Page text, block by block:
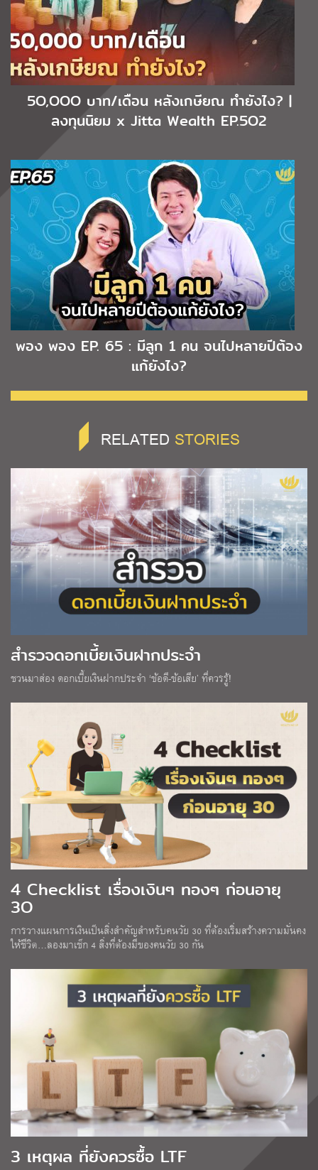
5O,OOO บาท/เดือน หลังเกษียณ ทำยังไง? |
ลงทุนนิยม x Jitta Wealth EP.5O2
พอง พอง EP. 65 : มีลูก 1 คน จนไปหลายปีต้อง
แก้ยังไง?
RELATED STORIES
สำรวจดอกเบี้ยเงินฝากประจำ
ชวนมาส่อง ดอกเบี้ยเงินฝากประจำ ‘ข้อดี-ข้อเสีย’ ที่ควรรู้!
4 Checklist เรื่องเงินๆ ทองๆ ก่อนอายุ
3O
การวางแผนการเงินเป็นสิ่งสำคัญสำหรับคนวัย 30 ที่ต้องเริ่มสร้างความมั่นคง
ให้ชีวิต…ลองมาเช็ก 4 สิ่งที่ต้องมีของคนวัย 30 กัน
3 เหตุผล ที่ยังควรซื้อ LTF